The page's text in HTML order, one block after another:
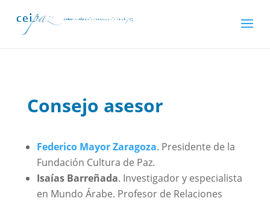
Consejo asesor
Federico Mayor Zaragoza. Presidente de la
Fundación Cultura de Paz.
Isaías Barreñada. Investigador y especialista
en Mundo Árabe. Profesor de Relaciones